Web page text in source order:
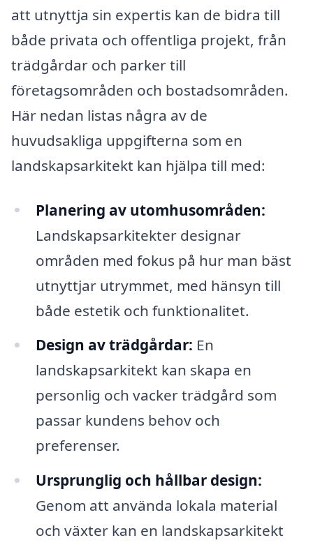
att utnyttja sin expertis kan de bidra till
både privata och offentliga projekt, från
trädgårdar och parker till
företagsområden och bostadsområden.
Här nedan listas några av de
huvudsakliga uppgifterna som en
landskapsarkitekt kan hjälpa till med:
Planering av utomhusområden:
Landskapsarkitekter designar
områden med fokus på hur man bäst
utnyttjar utrymmet, med hänsyn till
både estetik och funktionalitet.
Design av trädgårdar: En
landskapsarkitekt kan skapa en
personlig och vacker trädgård som
passar kundens behov och
preferenser.
Ursprunglig och hållbar design:
Genom att använda lokala material
och växter kan en landskapsarkitekt